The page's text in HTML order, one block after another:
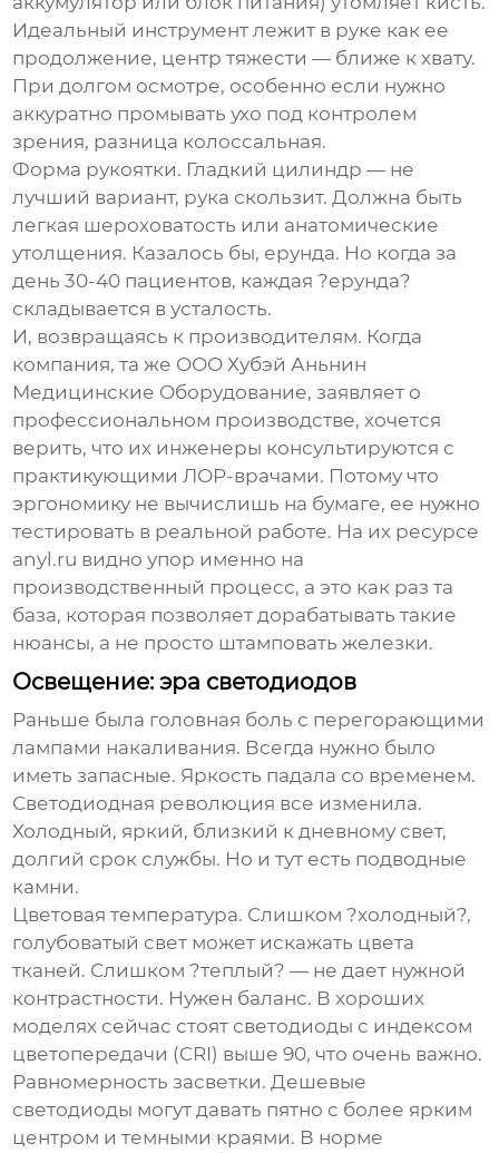
Идеальный инструмент лежит в руке как ее
продолжение, центр тяжести — ближе к хвату.
При долгом осмотре, особенно если нужно
аккуратно промывать ухо под контролем
зрения, разница колоссальная.
Форма рукоятки. Гладкий цилиндр — не
лучший вариант, рука скользит. Должна быть
легкая шероховатость или анатомические
утолщения. Казалось бы, ерунда. Но когда за
день 30-40 пациентов, каждая ?ерунда?
складывается в усталость.
И, возвращаясь к производителям. Когда
компания, та же ООО Хубэй Аньнин
Медицинские Оборудование, заявляет о
профессиональном производстве, хочется
верить, что их инженеры консультируются с
практикующими ЛОР-врачами. Потому что
эргономику не вычислишь на бумаге, ее нужно
тестировать в реальной работе. На их ресурсе
anyl.ru видно упор именно на
производственный процесс, а это как раз та
база, которая позволяет дорабатывать такие
нюансы, а не просто штамповать железки.
Освещение: эра светодиодов
Раньше была головная боль с перегорающими
лампами накаливания. Всегда нужно было
иметь запасные. Яркость падала со временем.
Светодиодная революция все изменила.
Холодный, яркий, близкий к дневному свет,
долгий срок службы. Но и тут есть подводные
камни.
Цветовая температура. Слишком ?холодный?,
голубоватый свет может искажать цвета
тканей. Слишком ?теплый? — не дает нужной
контрастности. Нужен баланс. В хороших
моделях сейчас стоят светодиоды с индексом
цветопередачи (CRI) выше 90, что очень важно.
Равномерность засветки. Дешевые
светодиоды могут давать пятно с более ярким
центром и темными краями. В норме